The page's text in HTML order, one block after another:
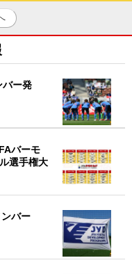
バー発
バーモ
選手権大
バー